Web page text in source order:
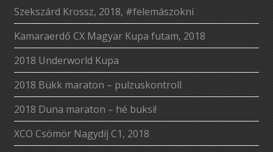
Szekszárd Krossz, 2018, #felemászokni
Kamaraerdő CX Magyar Kupa futam, 2018
2018 Underworld Kupa
2018 Bükk maraton – pulzuskontroll
2018 Duna maraton – hé buksi!
XCO Csömör Nagydíj C1, 2018